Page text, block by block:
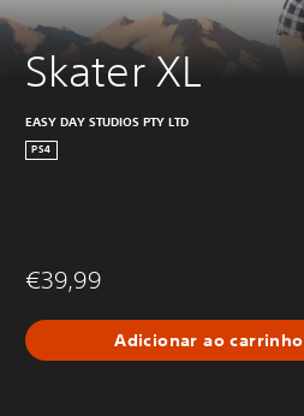
Skater XL
EASY DAY STUDIOS PTY LTD
PS4
€39,99
Adicionar ao carrinho